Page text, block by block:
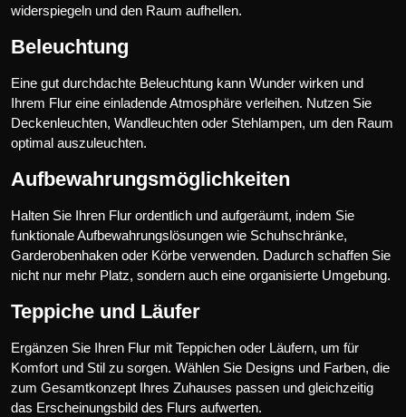
widerspiegeln und den Raum aufhellen.
Beleuchtung
Eine gut durchdachte Beleuchtung kann Wunder wirken und
Ihrem Flur eine einladende Atmosphäre verleihen. Nutzen Sie
Deckenleuchten, Wandleuchten oder Stehlampen, um den Raum
optimal auszuleuchten.
Aufbewahrungsmöglichkeiten
Halten Sie Ihren Flur ordentlich und aufgeräumt, indem Sie
funktionale Aufbewahrungslösungen wie Schuhschränke,
Garderobenhaken oder Körbe verwenden. Dadurch schaffen Sie
nicht nur mehr Platz, sondern auch eine organisierte Umgebung.
Teppiche und Läufer
Ergänzen Sie Ihren Flur mit Teppichen oder Läufern, um für
Komfort und Stil zu sorgen. Wählen Sie Designs und Farben, die
zum Gesamtkonzept Ihres Zuhauses passen und gleichzeitig
das Erscheinungsbild des Flurs aufwerten.